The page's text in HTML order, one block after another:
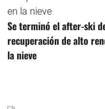
Se terminó el after-ski
recuperación de alto
la nieve